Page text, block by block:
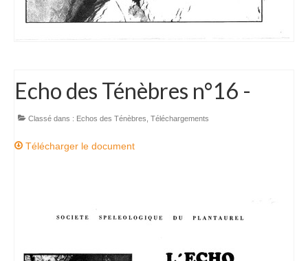
Echo des Ténèbres n°16 -
Classé dans : Echos des Ténèbres Téléchargements
Télécharger le document